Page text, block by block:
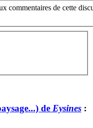
commentaires de cette
de Eysines :